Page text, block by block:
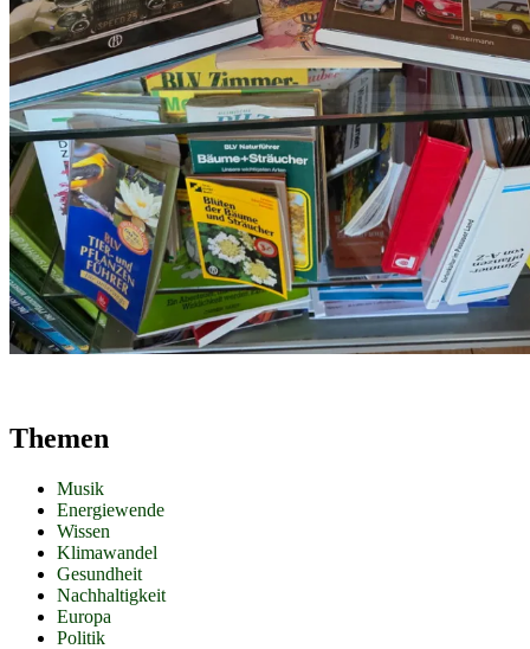
Themen
Musik
Energiewende
Wissen
Klimawandel
Gesundheit
Nachhaltigkeit
Europa
Politik